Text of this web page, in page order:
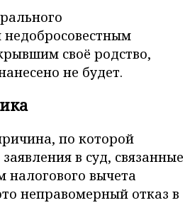
недобросовестным
своё родство,
не будет.
по которой
в суд, связанные
налогового вычета
неправомерный отказ в